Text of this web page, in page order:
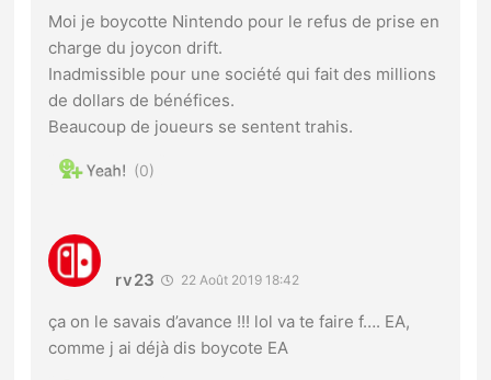
Moi je boycotte Nintendo pour le refus de prise en
charge du joycon drift.
Inadmissible pour une société qui fait des millions
de dollars de bénéfices.
Beaucoup de joueurs se sentent trahis.
0
rv23 22 Août 2019 18:42
ça on le savais d’avance !!! lol va te faire f…. EA,
comme j ai déjà dis boycote EA